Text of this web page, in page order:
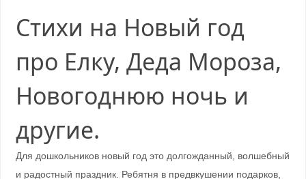
Стихи на Новый год
про Елку, Деда Мороза,
Новогоднюю ночь и
другие.
Для дошкольников новый год это долгожданный, волшебный
и радостный праздник. Ребятня в предвкушении подарков,